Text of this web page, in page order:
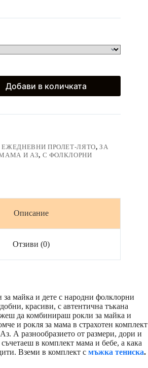
Добави в количката
ЕЖЕДНЕВНИ ПРОЛЕТ-ЛЯТО,ЗА
И АЗ, С ФОЛКЛОРНИ
Описание
Отзиви (0)
за майка и дете с народни фолклорни
красиви, с автентична тъкана
да комбинираш рокли за майка и
и рокля за мама в страхотен комплект
А разнообразието от размери, дори и
в комплект мама и бебе, а кака
Вземи в комплект с мъжка тениска.